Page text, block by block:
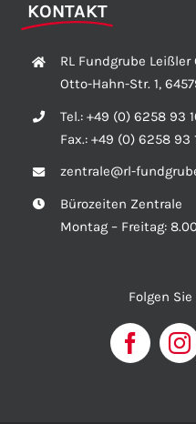
Folgen
KONTAKT
RL Fundgrube Leißler
Otto-Hahn-Str. 1,
Tel.: +49 (0) 6258 93
Fax.: +49 (0) 6258 93
zentrale@rl-
Bürozeiten Zentrale
Montag – Freitag: